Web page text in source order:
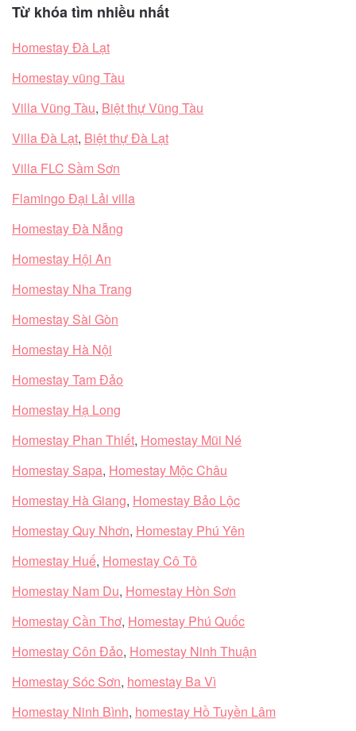
Từ khóa tìm nhiều nhất
Homestay Đà Lạt
Homestay vũng Tàu
Villa Vũng Tàu, Biệt thự Vũng Tàu
Villa Đà Lạt, Biệt thự Đà Lạt
Villa FLC Sầm Sơn
Flamingo Đại Lải villa
Homestay Đà Nẵng
Homestay Hội An
Homestay Nha Trang
Homestay Sài Gòn
Homestay Hà Nội
Homestay Tam Đảo
Homestay Hạ Long
Homestay Phan Thiết, Homestay Mũi Né
Homestay Sapa, Homestay Mộc Châu
Homestay Hà Giang, Homestay Bảo Lộc
Homestay Quy Nhơn, Homestay Phú Yên
Homestay Huế, Homestay Cô Tô
Homestay Nam Du, Homestay Hòn Sơn
Homestay Cần Thơ, Homestay Phú Quốc
Homestay Côn Đảo, Homestay Ninh Thuận
Homestay Sóc Sơn, homestay Ba Vì
Homestay Ninh Bình, homestay Hồ Tuyền Lâm